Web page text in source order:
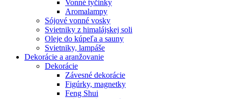
Vonné tyčinky
Aromalampy
Sójové vonné vosky
Svietniky z himalájskej soli
Oleje do kúpeľa a sauny
Svietniky, lampáše
Dekorácie a aranžovanie
Dekorácie
Závesné dekorácie
Figúrky, magnetky
Feng Shui